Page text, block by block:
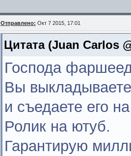
Отправлено: Окт 7 2015, 17:01
Цитата(Juan Carlos
Господа
Вы
и съедаете его
Ролик на ютуб.
Гарантирую